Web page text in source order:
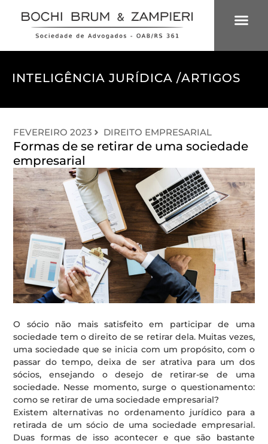
INTELIGÊNCIA JURÍDICA /ARTIGOS
FEVEREIRO 2023 DIREITO EMPRESARIAL
Formas de se retirar de uma sociedade
empresarial
O sócio não mais satisfeito em participar de uma
sociedade tem o direito de se retirar dela. Muitas vezes,
uma sociedade que se inicia com um propósito, com o
passar do tempo, deixa de ser atrativa para um dos
sócios, ensejando o desejo de retirar-se de uma
sociedade. Nesse momento, surge o questionamento:
como se retirar de uma sociedade empresarial?
Existem alternativas no ordenamento jurídico para a
retirada de um sócio de uma sociedade empresarial.
Duas formas de isso acontecer e que são bastante